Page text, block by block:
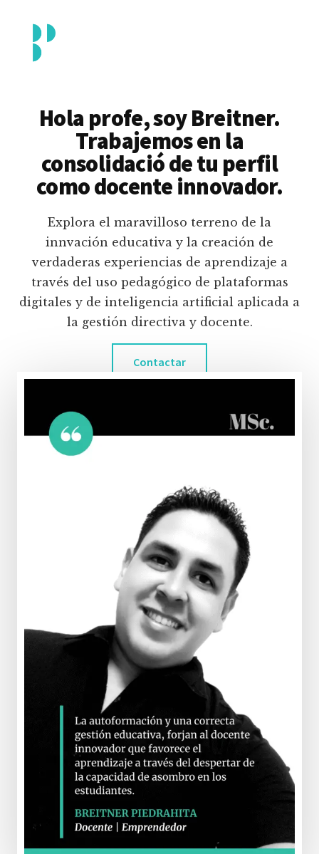
contenido
principal
menu
Piedrahita
docente
pedagógico
educativas
digitales
inteligencia
artificial.
Hola profe, soy Breitner.
Trabajemos en la
consolidació de tu perfil
como docente innovador.
Explora el maravilloso terreno de la
innvación educativa y la creación de
verdaderas experiencias de aprendizaje a
través del uso pedagógico de plataformas
digitales y de inteligencia artificial aplicada a
la gestión directiva y docente.
Contactar